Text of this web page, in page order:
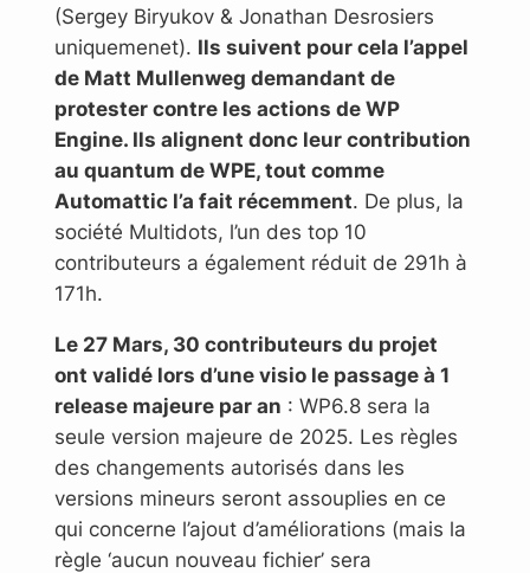
(Sergey Biryukov & Jonathan Desrosiers
uniquemenet). Ils suivent pour cela l’appel
de Matt Mullenweg demandant de
protester contre les actions de WP
Engine. Ils alignent donc leur contribution
au quantum de WPE, tout comme
Automattic l’a fait récemment. De plus, la
société Multidots, l’un des top 10
contributeurs a également réduit de 291h à
171h.
Le 27 Mars, 30 contributeurs du projet
ont validé lors d’une visio le passage à 1
release majeure par an : WP6.8 sera la
seule version majeure de 2025. Les règles
des changements autorisés dans les
versions mineurs seront assouplies en ce
qui concerne l’ajout d’améliorations (mais la
règle ‘aucun nouveau fichier’ sera